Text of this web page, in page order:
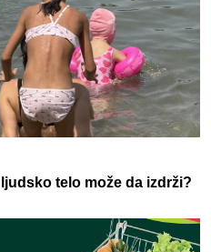
telo može da izdrži?